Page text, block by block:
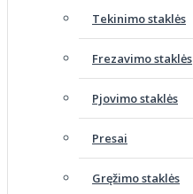
Tekinimo staklės
Frezavimo staklės
Pjovimo staklės
Presai
Gręžimo staklės